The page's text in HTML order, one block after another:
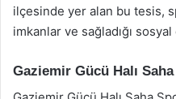
ilçesinde yer alan bu tesis,
imkanlar ve sağladığı
Gaziemir Gücü Halı